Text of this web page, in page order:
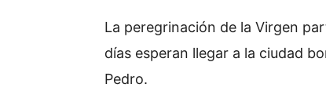
La peregrinación de la Virgen
días esperan llegar a la ciudad
Pedro.